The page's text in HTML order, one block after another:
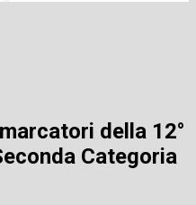
della 12°
Categoria